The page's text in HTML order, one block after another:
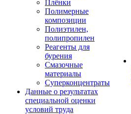
Плёнки
Полимерные
композиции
Полиэтилен,
полипропилен
Реагенты для
бурения
Смазочные
материалы
Суперконцентраты
Данные о результатах
специальной оценки
условий труда